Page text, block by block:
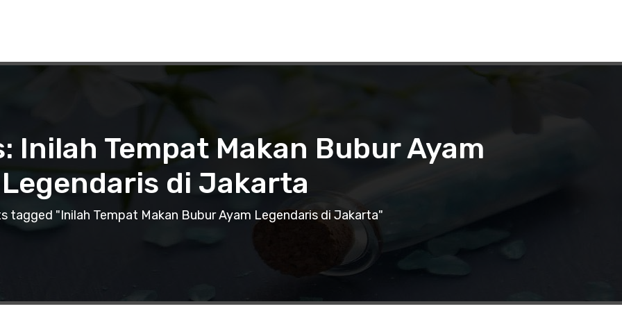
Inilah Tempat Makan Bubur Ayam
Legendaris di Jakarta
tagged "Inilah Tempat Makan Bubur Ayam Legendaris di Jakarta"